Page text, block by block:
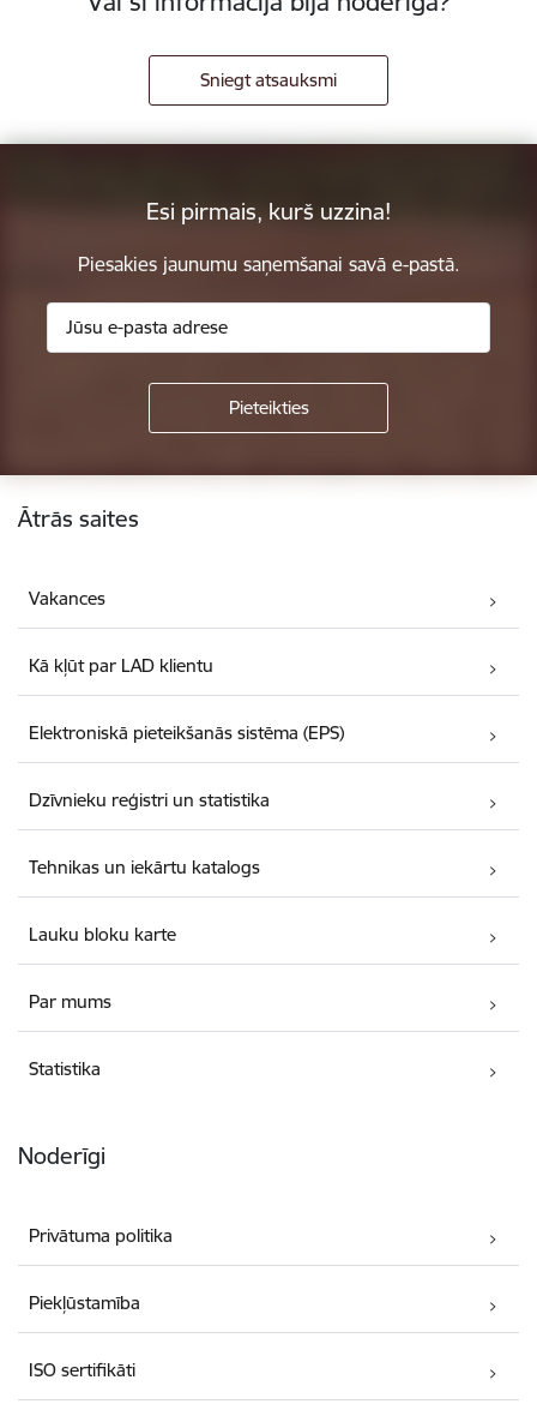
Sniegt atsauksmi
Esi pirmais, kurš uzzina!
Piesakies jaunumu saņemšanai savā e-pastā.
Kājene
Ātrās saites
Vakances
Kā kļūt par LAD klientu
Elektroniskā pieteikšanās sistēma (EPS)
Dzīvnieku reģistri un statistika
Tehnikas un iekārtu katalogs
Lauku bloku karte
Par mums
Statistika
Noderīgi
Privātuma politika
Piekļūstamība
ISO sertifikāti